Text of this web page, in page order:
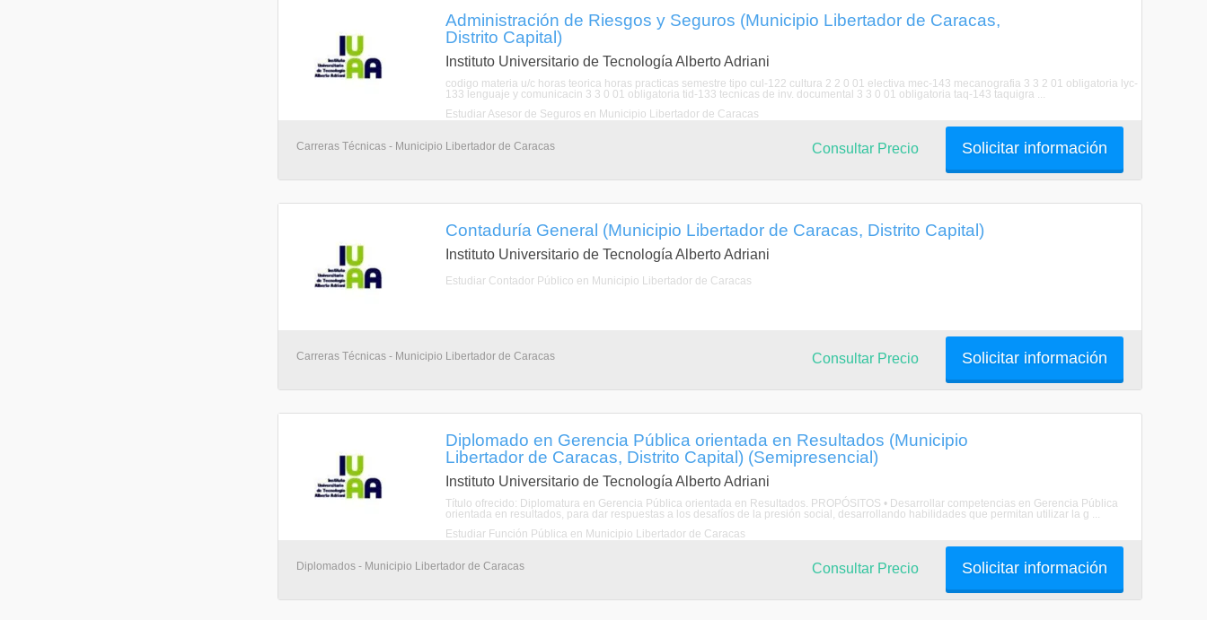
Administración de Riesgos y Seguros (Municipio Libertador de Caracas,
Distrito Capital)
Instituto Universitario de Tecnología Alberto Adriani
codigo materia u/c horas teorica horas practicas semestre tipo cul-122 cultura 2 2 0 01 electiva mec-143 mecanografia 3 3 2 01 obligatoria lyc-
133 lenguaje y comunicacin 3 3 0 01 obligatoria tid-133 tecnicas de inv. documental 3 3 0 01 obligatoria taq-143 taquigra ...
Estudiar Asesor de Seguros en Municipio Libertador de Caracas
Carreras Técnicas - Municipio Libertador de Caracas Solicitar información
Consultar Precio
Contaduría General (Municipio Libertador de Caracas, Distrito Capital)
Instituto Universitario de Tecnología Alberto Adriani
Estudiar Contador Público en Municipio Libertador de Caracas
Carreras Técnicas - Municipio Libertador de Caracas Solicitar información
Consultar Precio
Diplomado en Gerencia Pública orientada en Resultados (Municipio
Libertador de Caracas, Distrito Capital) (Semipresencial)
Instituto Universitario de Tecnología Alberto Adriani
Título ofrecido: Diplomatura en Gerencia Pública orientada en Resultados. PROPÓSITOS • Desarrollar competencias en Gerencia Pública
orientada en resultados, para dar respuestas a los desafíos de la presión social, desarrollando habilidades que permitan utilizar la g ...
Estudiar Función Pública en Municipio Libertador de Caracas
Diplomados - Municipio Libertador de Caracas Solicitar información
Consultar Precio